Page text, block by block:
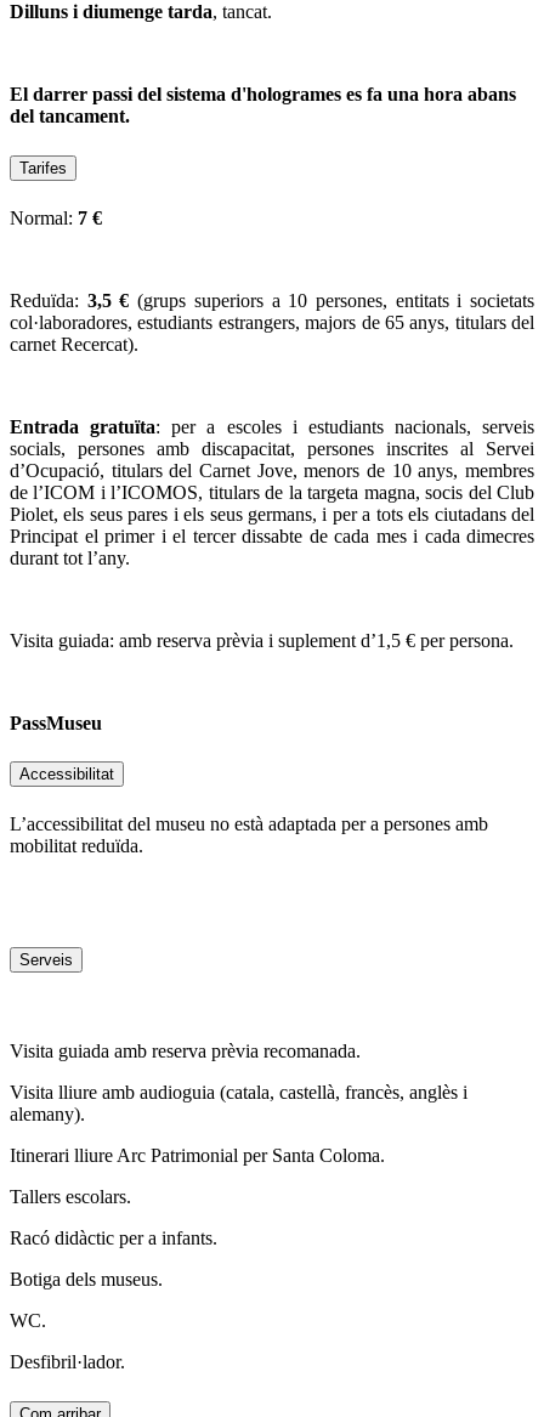
Dilluns i diumenge tarda, tancat.
El darrer passi del sistema d'hologrames es fa una hora abans
del tancament.
Tarifes
Normal: 7 €
Reduïda: 3,5 € (grups superiors a 10 persones, entitats i societats
col·laboradores, estudiants estrangers, majors de 65 anys, titulars del
carnet Recercat).
Entrada gratuïta: per a escoles i estudiants nacionals, serveis
socials, persones amb discapacitat, persones inscrites al Servei
d’Ocupació, titulars del Carnet Jove, menors de 10 anys, membres
de l’ICOM i l’ICOMOS, titulars de la targeta magna, socis del Club
Piolet, els seus pares i els seus germans, i per a tots els ciutadans del
Principat el primer i el tercer dissabte de cada mes i cada dimecres
durant tot l’any.
Visita guiada: amb reserva prèvia i suplement d’1,5 € per persona.
PassMuseu
Accessibilitat
L’accessibilitat del museu no està adaptada per a persones amb
mobilitat reduïda.
Serveis
Visita guiada amb reserva prèvia recomanada.
Visita lliure amb audioguia (catala, castellà, francès, anglès i
alemany).
Itinerari lliure Arc Patrimonial per Santa Coloma.
Tallers escolars.
Racó didàctic per a infants.
Botiga dels museus.
WC.
Desfibril·lador.